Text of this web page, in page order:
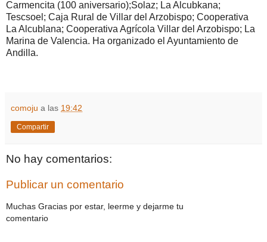
Carmencita (100 aniversario);Solaz; La Alcubkana;
Tescsoel; Caja Rural de Villar del Arzobispo; Cooperativa
La Alcublana; Cooperativa Agrícola Villar del Arzobispo; La
Marina de Valencia. Ha organizado el Ayuntamiento de
Andilla.
comoju a las 19:42
Compartir
No hay comentarios:
Publicar un comentario
Muchas Gracias por estar, leerme y dejarme tu
comentario